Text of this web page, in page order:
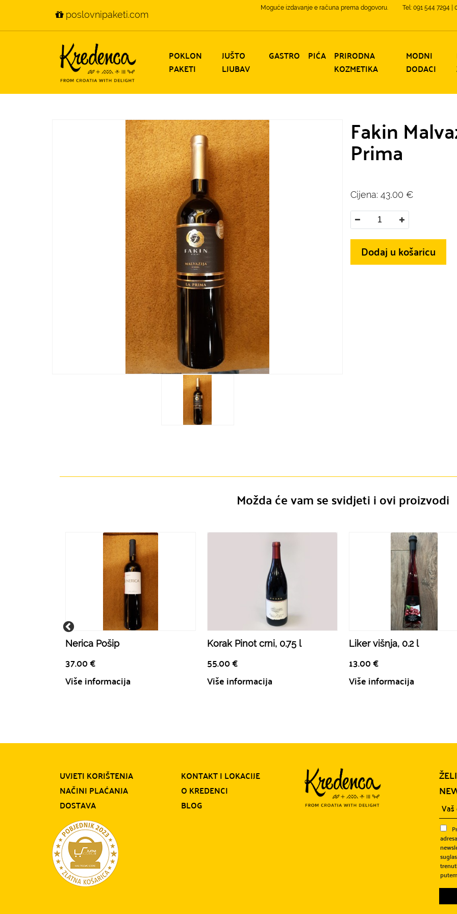
poslovnipaketi.com
Moguće izdavanje e računa prema dogovoru. Tel: 091 544 7294 |
POKLON
PAKETI
JUŠTO
LJUBAV
GASTRO PIĆA PRIRODNA
KOZMETIKA
MODNI
DODACI
Fakin
Prima
Cijena: 43.00 €
Dodaj u košaricu
Možda će vam se svidjeti i ovi proizvodi
Nerica Pošip
37.00€
Više informacija
Korak Pinot crni, 0.75 l
55.00€
Više informacija
Liker višnja, 0.2 l
13.00€
Više informacija
UVJETI KORIŠTENJA
NAČINI PLAĆANJA
DOSTAVA
KONTAKT I LOKACIJE
O KREDENCI
BLOG